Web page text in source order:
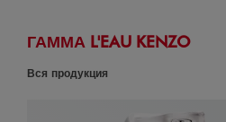
ГАММА L'EAU KENZO
Вся продукция